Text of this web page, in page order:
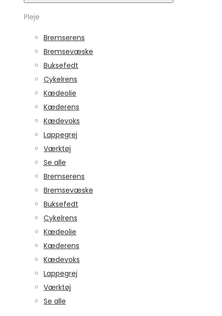
Pleje
Bremserens
Bremsevæske
Buksefedt
Cykelrens
Kædeolie
Kæderens
Kædevoks
Lappegrej
Værktøj
Se alle
Bremserens
Bremsevæske
Buksefedt
Cykelrens
Kædeolie
Kæderens
Kædevoks
Lappegrej
Værktøj
Se alle